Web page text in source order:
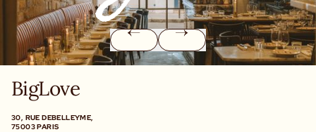
BigLove
30, RUE DEBELLEYME,
75003 PARIS